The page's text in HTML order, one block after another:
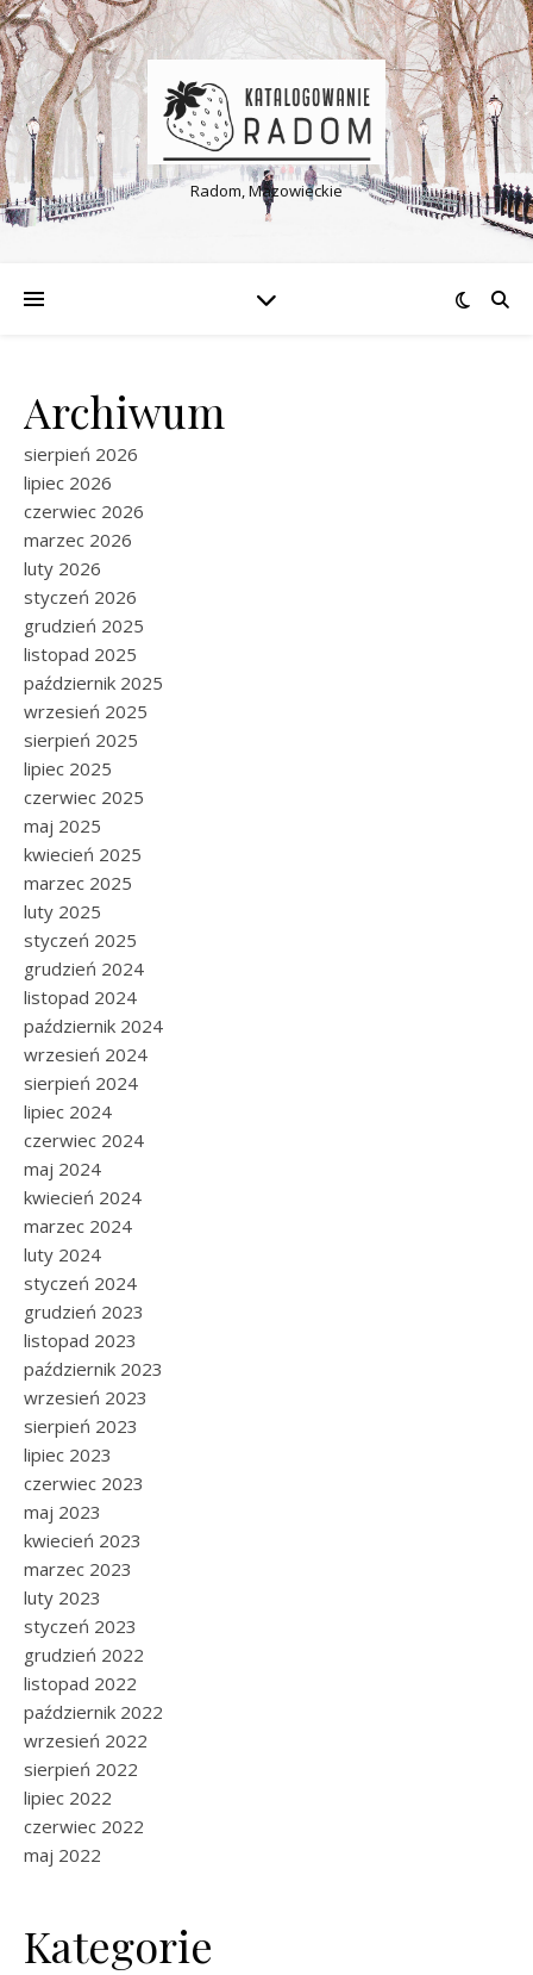
Radom, Mazowieckie
Archiwum
sierpień 2026
lipiec 2026
czerwiec 2026
marzec 2026
luty 2026
styczeń 2026
grudzień 2025
listopad 2025
październik 2025
wrzesień 2025
sierpień 2025
lipiec 2025
czerwiec 2025
maj 2025
kwiecień 2025
marzec 2025
luty 2025
styczeń 2025
grudzień 2024
listopad 2024
październik 2024
wrzesień 2024
sierpień 2024
lipiec 2024
czerwiec 2024
maj 2024
kwiecień 2024
marzec 2024
luty 2024
styczeń 2024
grudzień 2023
listopad 2023
październik 2023
wrzesień 2023
sierpień 2023
lipiec 2023
czerwiec 2023
maj 2023
kwiecień 2023
marzec 2023
luty 2023
styczeń 2023
grudzień 2022
listopad 2022
październik 2022
wrzesień 2022
sierpień 2022
lipiec 2022
czerwiec 2022
maj 2022
Kategorie